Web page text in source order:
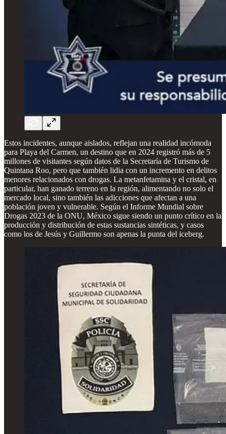
Estos incidentes, aunque aislados, reflejan una realidad incómoda
para Playa del Carmen, un destino que en 2024 registró más de 5
millones de visitantes según datos de la Secretaría de Turismo de
Quintana Roo, pero que también lidia con un incremento en delitos
menores relacionados con drogas. La metanfetamina y el cristal, en
particular, han ganado terreno en la región, alimentando no solo el
mercado local, sino también las adicciones que afectan a una
población joven y vulnerable. Según el Informe Mundial sobre
Drogas 2023 de la ONU, México sigue siendo un punto crítico en la
producción y distribución de estas sustancias sintéticas, y casos
como los de Jesús y Guillermo son apenas la punta del iceberg.